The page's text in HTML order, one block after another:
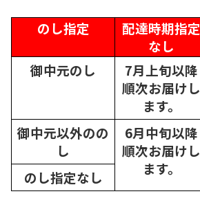
のし指定
配達時期指定
なし
御中元のし
7月上旬以降
順次お届けし
ます。
御中元以外のの
し
6月中旬以降
順次お届けし
ます。
のし指定なし